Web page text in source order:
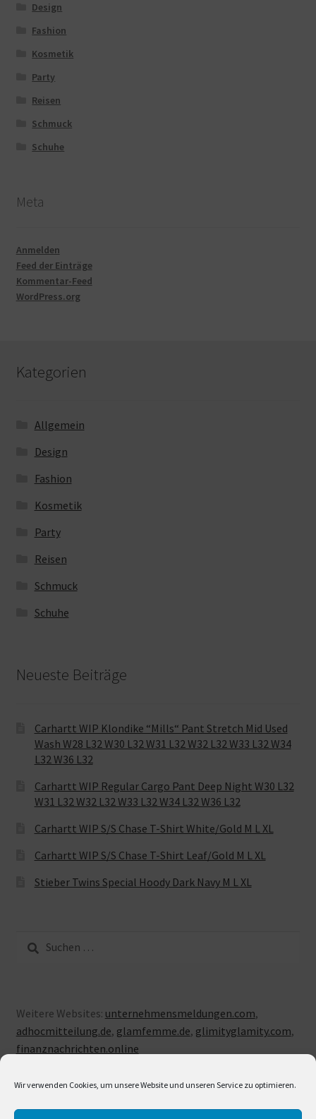
Wir verwenden Cookies, um unsere Website und unseren Service zu optimieren.
Design
Fashion
Kosmetik
Party
Reisen
Schmuck
Schuhe
Meta
Anmelden
Feed der Einträge
Kommentar-Feed
WordPress.org
Kategorien
Allgemein
Design
Fashion
Kosmetik
Party
Reisen
Schmuck
Schuhe
Neueste Beiträge
Carhartt WIP Klondike “Mills“ Pant Stretch Mid Used
Wash W28 L32 W30 L32 W31 L32 W32 L32 W33 L32 W34
L32 W36 L32
Carhartt WIP Regular Cargo Pant Deep Night W30 L32
W31 L32 W32 L32 W33 L32 W34 L32 W36 L32
Carhartt WIP S/S Chase T-Shirt White/Gold M L XL
Carhartt WIP S/S Chase T-Shirt Leaf/Gold M L XL
Stieber Twins Special Hoody Dark Navy M L XL
nach:
Weitere Websites: unternehmensmeldungen.com,
adhocmitteilung.de, glamfemme.de, glimityglamity.com,
finanznachrichten.online